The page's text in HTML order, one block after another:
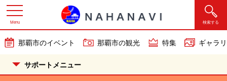
検索する
那覇市のイベント 那覇市の観光 特集 ギャラ
Menu
サポートメニュー